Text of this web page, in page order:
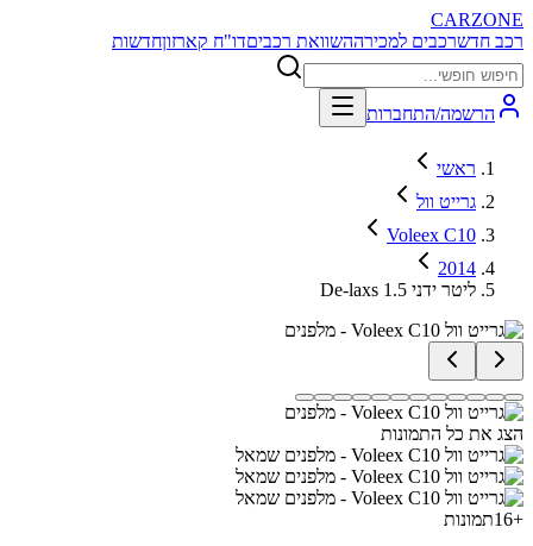
CARZONE
רכב חדשרכבים למכירההשוואת רכביםדו"ח קארזוןחדשות
הרשמה/התחברות
ראשי
גרייט וול
Voleex C10
2014
De-laxs 1.5 ליטר ידני
הצג את כל התמונות
+
16תמונות